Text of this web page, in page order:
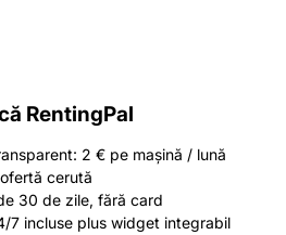
RentingPal
2 € pe mașină / lună
cerută
30 de zile, fără card
7 incluse plus widget integrabil